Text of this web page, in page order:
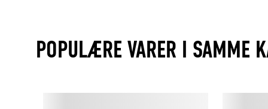
POPULÆRE VARER I SAMME